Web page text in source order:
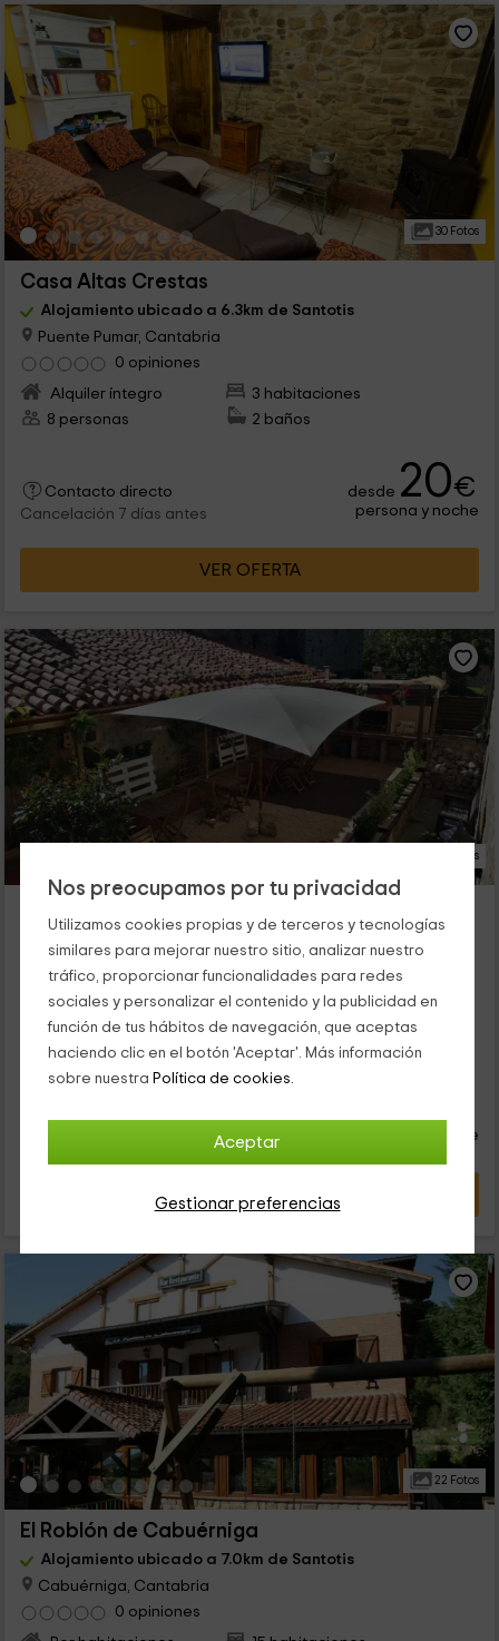
Nos preocupamos por tu privacidad
Utilizamos cookies propias y de terceros y tecnologías
similares para mejorar nuestro sitio, analizar nuestro
tráfico, proporcionar funcionalidades para redes
sociales y personalizar el contenido y la publicidad en
función de tus hábitos de navegación, que aceptas
haciendo clic en el botón 'Aceptar'. Más información
sobre nuestra Política de cookies.
Aceptar
Gestionar preferencias
30 Fotos
Casa Altas Crestas
Alojamiento ubicado a 6.3km de Santotis
Puente Pumar, Cantabria
0 opiniones
Alquiler íntegro
3 habitaciones
8 personas
2 baños
Contacto directo
Cancelación 7 días antes
desde 20€
persona y noche
VER OFERTA
26 Fotos
Apartamentos San Antonio de Garabandal
Alojamiento ubicado a 6.4km de Santotis
San Sebastian De Garabandal, Cantabria
0 opiniones
Alquiler íntegro
4 habitaciones
12 personas
3 baños
desde24
persona y noche
VER OFERTA
22 Fotos
El Roblón de Cabuérniga
Alojamiento ubicado a 7.0km de Santotis
Cabuérniga, Cantabria
0 opiniones